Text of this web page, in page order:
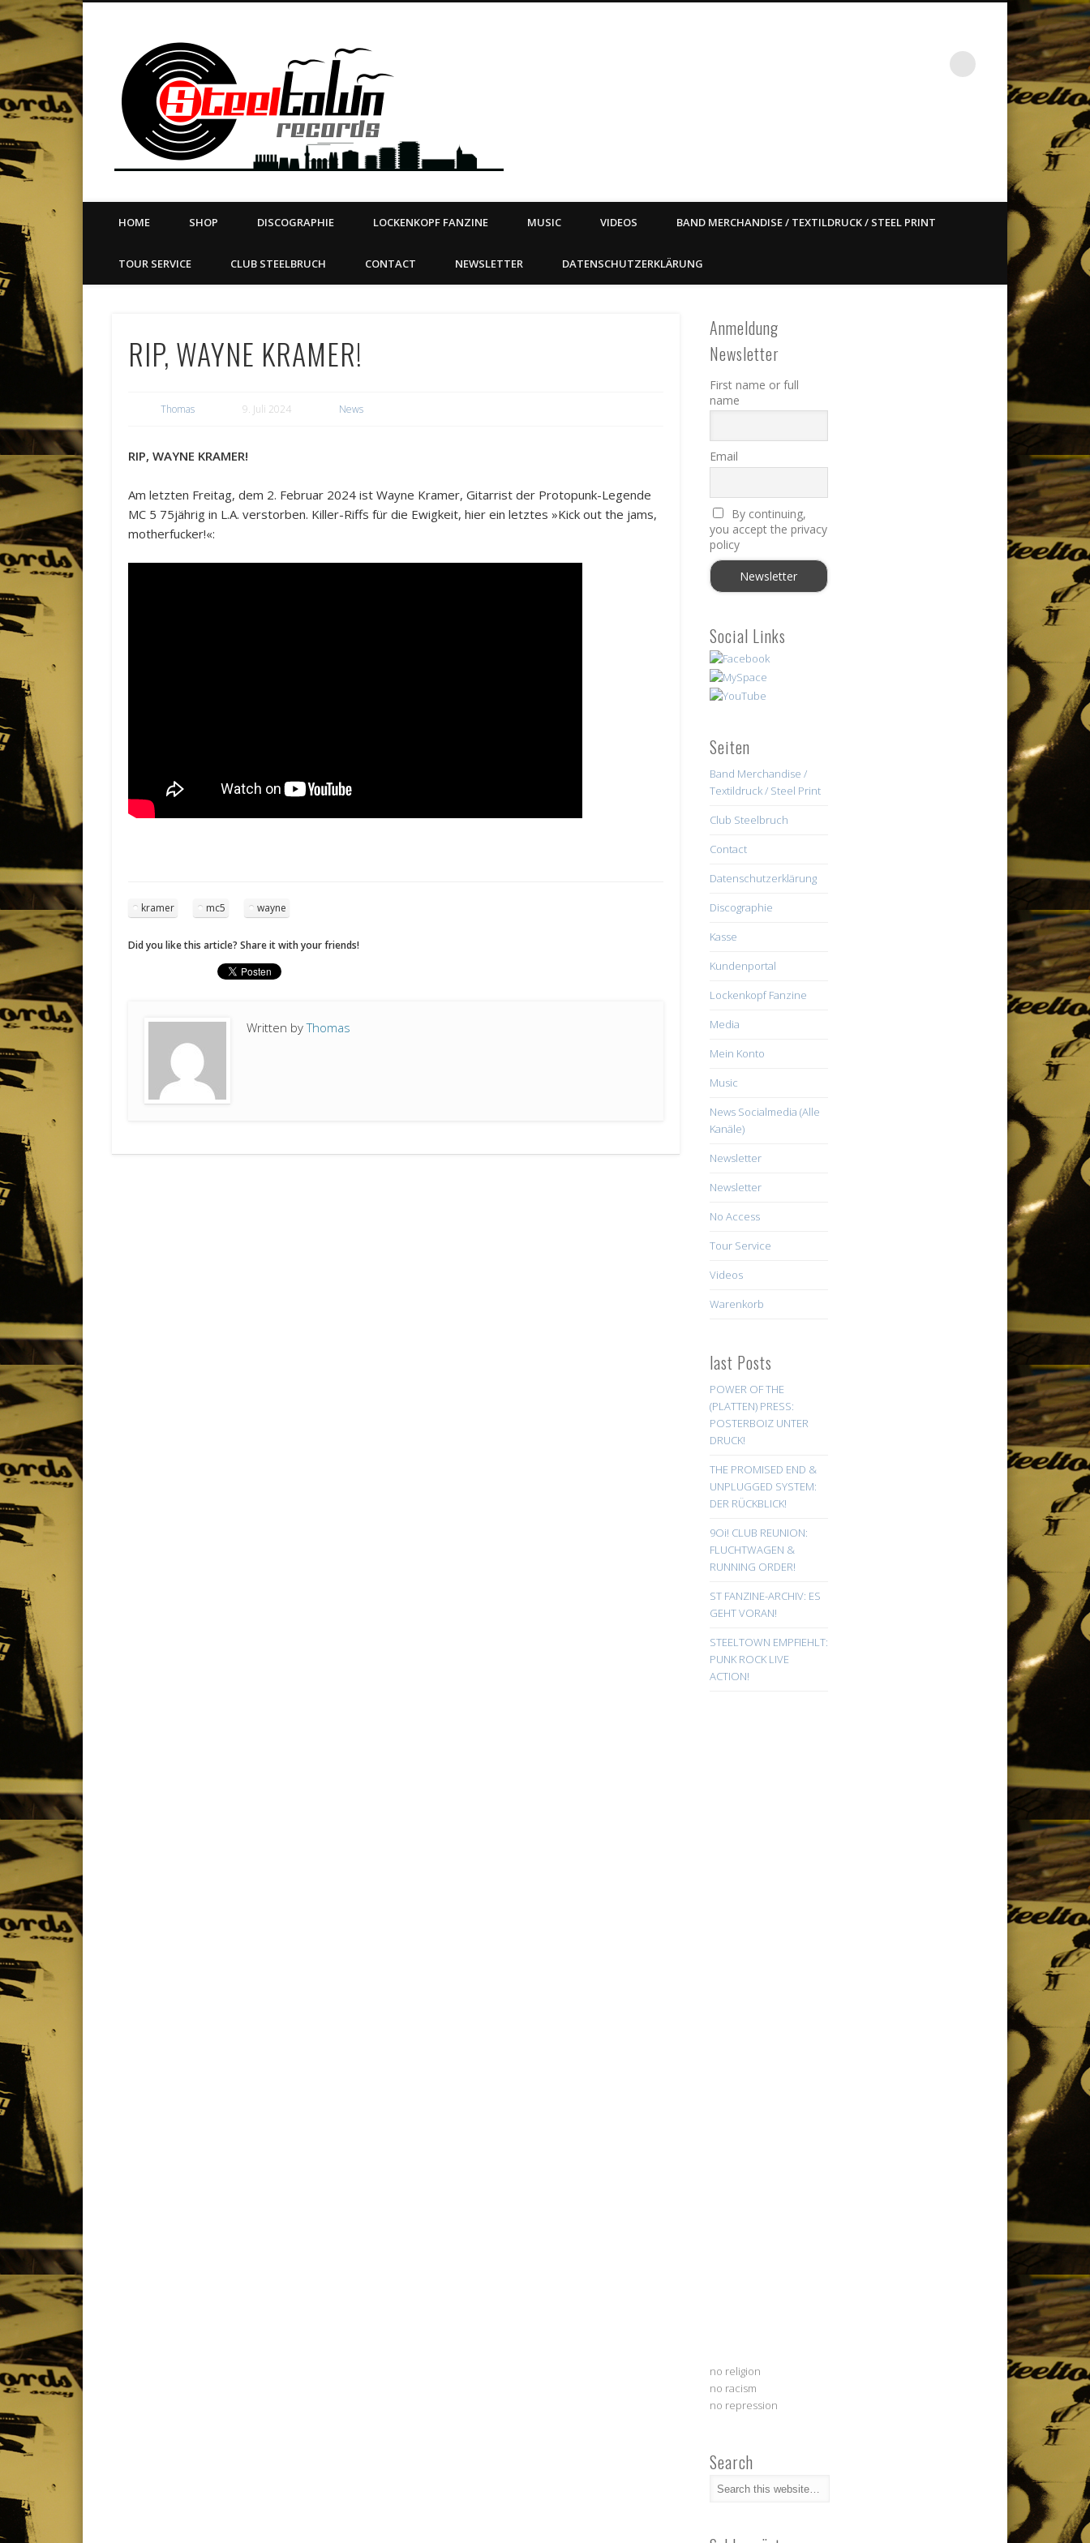
Steeltown Records – East ain`t dead so straight
LABEL | MERCH | PRINT | DIY | FANZINE | TOURSERVICE | BOOKING
VimeoDribble LinkedIn
HOME SHOP DISCOGRAPHIE LOCKENKOPF FANZINE MUSIC VIDEOS BAND MERCHANDISE / TEXTILDRUCK / STEEL PRINT
TOUR SERVICE CLUB STEELBRUCH CONTACT NEWSLETTER DATENSCHUTZERKLÄRUNG
RIP, WAYNE KRAMER!
Thomas 9. Juli 2024 News
RIP, WAYNE KRAMER!
Am letzten Freitag, dem 2. Februar 2024 ist Wayne Kramer, Gitarrist der Protopunk-Legende
MC 5 75jährig in L.A. verstorben. Killer-Riffs für die Ewigkeit, hier ein letztes »Kick out the jams,
motherfucker!«:
kramer mc5 wayne
Did you like this article? Share it with your friends!
Written byThomas
Anmeldung
Newsletter
First name or full
name
Email
By continuing,
you accept the privacy
policy
Social Links
Seiten
Band Merchandise /
Textildruck / Steel Print
Club Steelbruch
Contact
Datenschutzerklärung
Discographie
Kasse
Kundenportal
Lockenkopf Fanzine
Media
Mein Konto
Music
News Socialmedia (Alle
Kanäle)
Newsletter
Newsletter
No Access
Tour Service
Videos
Warenkorb
last Posts
POWER OF THE
(PLATTEN) PRESS:
POSTERBOIZ UNTER
DRUCK!
THE PROMISED END &
UNPLUGGED SYSTEM:
DER RÜCKBLICK!
9Oi! CLUB REUNION:
FLUCHTWAGEN &
RUNNING ORDER!
ST FANZINE-ARCHIV: ES
GEHT VORAN!
STEELTOWN EMPFIEHLT:
PUNK ROCK LIVE
ACTION!
no religion
no racism
no repression
Search